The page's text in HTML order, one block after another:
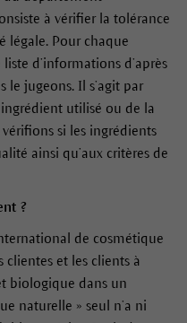
à vérifier la tolérance
légale. Pour chaque
d’informations d’après
le jugeons. Il s’agit par
utilisé ou de la
si les ingrédients
ainsi qu’aux critères de
?
de cosmétique
et les clients à
biologique dans un
naturelle » seul n’a ni